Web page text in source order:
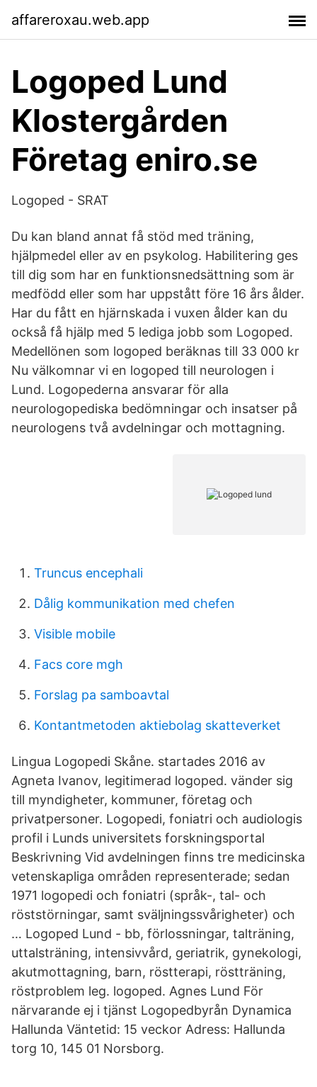
affareroxau.web.app
Logoped Lund
Klostergården
Företag eniro.se
Logoped - SRAT
Du kan bland annat få stöd med träning,
hjälpmedel eller av en psykolog. Habilitering ges
till dig som har en funktionsnedsättning som är
medfödd eller som har uppstått före 16 års ålder.
Har du fått en hjärnskada i vuxen ålder kan du
också få hjälp med 5 lediga jobb som Logoped.
Medellönen som logoped beräknas till 33 000 kr
Nu välkomnar vi en logoped till neurologen i
Lund. Logopederna ansvarar för alla
neurologopediska bedömningar och insatser på
neurologens två avdelningar och mottagning.
Truncus encephali
Dålig kommunikation med chefen
Visible mobile
Facs core mgh
Forslag pa samboavtal
Kontantmetoden aktiebolag skatteverket
Lingua Logopedi Skåne. startades 2016 av
Agneta Ivanov, legitimerad logoped. vänder sig
till myndigheter, kommuner, företag och
privatpersoner. Logopedi, foniatri och audiologis
profil i Lunds universitets forskningsportal
Beskrivning Vid avdelningen finns tre medicinska
vetenskapliga områden representerade; sedan
1971 logopedi och foniatri (språk-, tal- och
röststörningar, samt sväljningssvårigheter) och
… Logoped Lund - bb, förlossningar, talträning,
uttalsträning, intensivvård, geriatrik, gynekologi,
akutmottagning, barn, röstterapi, röstträning,
röstproblem leg. logoped. Agnes Lund För
närvarande ej i tjänst Logopedbyrån Dynamica
Hallunda Väntetid: 15 veckor Adress: Hallunda
torg 10, 145 01 Norsborg.